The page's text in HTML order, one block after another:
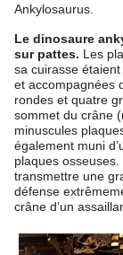
Ankylosaurus.
Le dinosaure
sur pattes. Les
sa cuirasse
et accompagnées
rondes et quatre
sommet du crâne
minuscules
également muni
plaques
transmettre une
défense
crâne d’un